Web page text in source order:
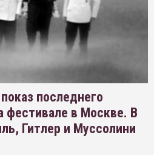
последнего
фестивале в Москве. В
Гитлер и Муссолини